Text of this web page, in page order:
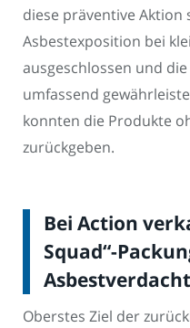
diese präventive Aktion
Asbestexposition bei
ausgeschlossen und
umfassend
konnten die Produkte
zurückgeben.
Bei Action
Squad“-
Oberstes Ziel der